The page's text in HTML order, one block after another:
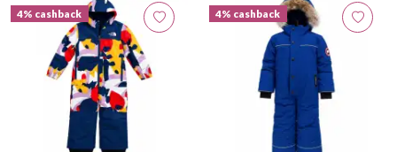
4% cashback 4% cashback